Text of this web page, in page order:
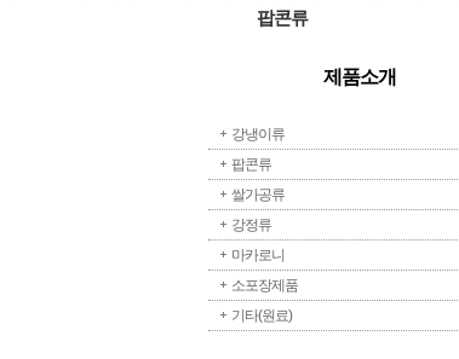
팝콘류
제품소개
강냉이류
팝콘류
쌀가공류
강정류
마카로니
소포장제품
기타(원료)